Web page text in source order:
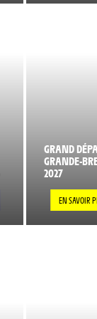
GRAND
GRANDE-
2027
EN SAVOIR